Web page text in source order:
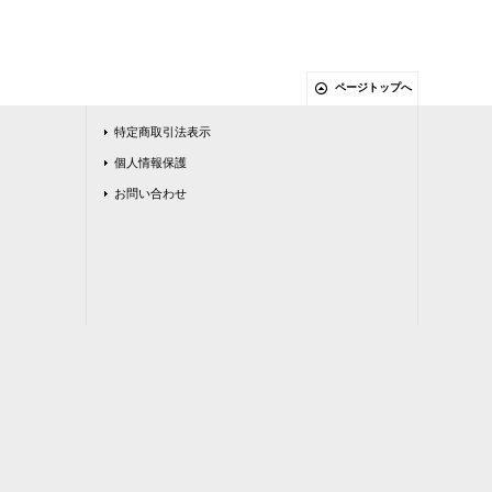
ページトップへ
特定商取引法表示
個人情報保護
お問い合わせ